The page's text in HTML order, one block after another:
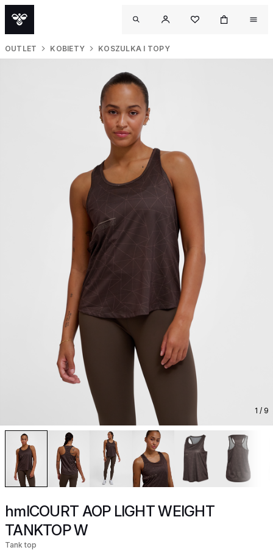
OUTLET KOBIETY KOSZULKA I TOPY
1 / 9
hmlCOURT AOP LIGHT WEIGHT
TANKTOP W
Tank top